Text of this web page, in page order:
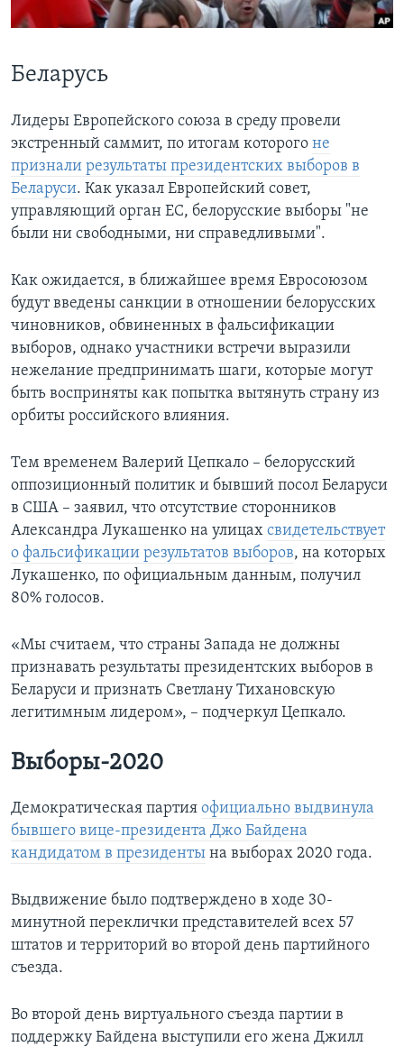
Learning English
СОЦИАЛЬНЫЕ СЕТИ
Языки
Беларусь
Лидеры Европейского союза в среду провели
экстренный саммит, по итогам которого не
признали результаты президентских выборов в
Беларуси. Как указал Европейский совет,
управляющий орган ЕС, белорусские выборы "не
были ни свободными, ни справедливыми".
Как ожидается, в ближайшее время Евросоюзом
будут введены санкции в отношении белорусских
чиновников, обвиненных в фальсификации
выборов, однако участники встречи выразили
нежелание предпринимать шаги, которые могут
быть восприняты как попытка вытянуть страну из
орбиты российского влияния.
Тем временем Валерий Цепкало – белорусский
оппозиционный политик и бывший посол Беларуси
в США – заявил, что отсутствие сторонников
Александра Лукашенко на улицах свидетельствует
о фальсификации результатов выборов, на которых
Лукашенко, по официальным данным, получил
80% голосов.
«Мы считаем, что страны Запада не должны
признавать результаты президентских выборов в
Беларуси и признать Светлану Тихановскую
легитимным лидером», – подчеркул Цепкало.
Выборы-2020
Демократическая партия официально выдвинула
бывшего вице-президента Джо Байдена
кандидатом в президенты на выборах 2020 года.
Выдвижение было подтверждено в ходе 30-
минутной переклички представителей всех 57
штатов и территорий во второй день партийного
съезда.
Во второй день виртуального съезда партии в
поддержку Байдена выступили его жена Джилл